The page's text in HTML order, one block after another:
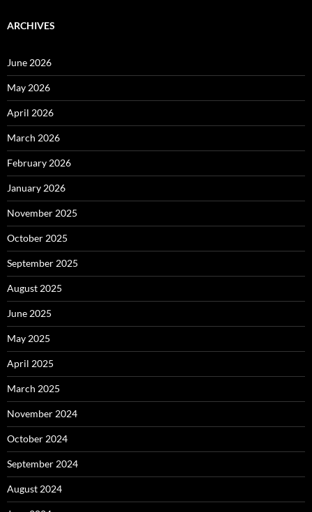
ARCHIVES
June 2026
May 2026
April 2026
March 2026
February 2026
January 2026
November 2025
October 2025
September 2025
August 2025
June 2025
May 2025
April 2025
March 2025
November 2024
October 2024
September 2024
August 2024